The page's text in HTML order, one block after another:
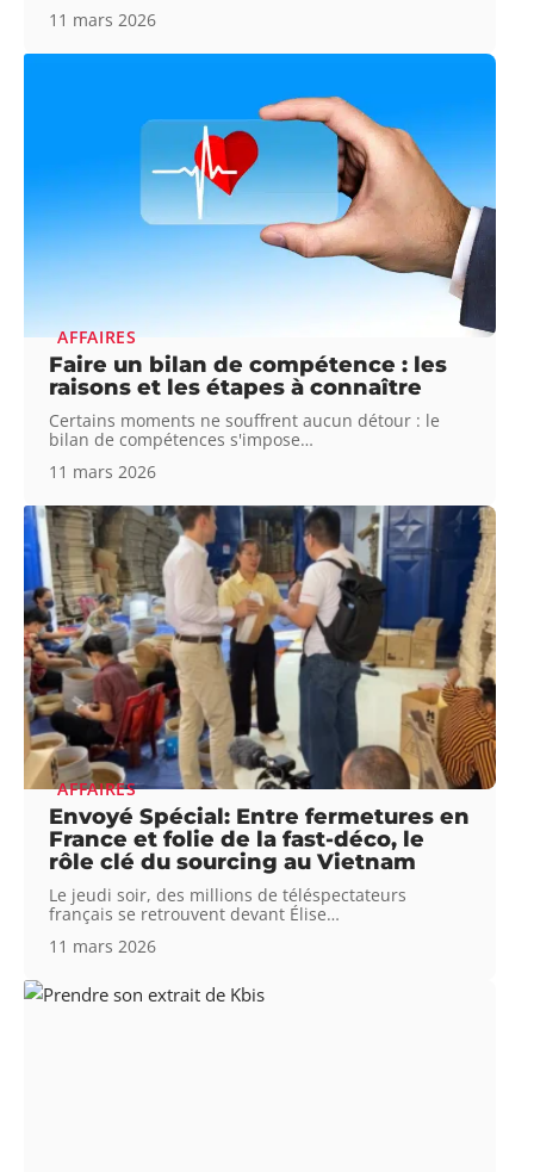
11 mars 2026
AFFAIRES
Faire un bilan de compétence : les
raisons et les étapes à connaître
Certains moments ne souffrent aucun détour : le
bilan de compétences s'impose…
11 mars 2026
AFFAIRES
Envoyé Spécial: Entre fermetures en
France et folie de la fast-déco, le
rôle clé du sourcing au Vietnam
Le jeudi soir, des millions de téléspectateurs
français se retrouvent devant Élise…
11 mars 2026